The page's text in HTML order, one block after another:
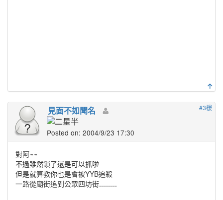
#3樓
見面不如聞名
Posted on: 2004/9/23 17:30
對阿~~
不過雖然鎖了還是可以抓啦
但是就算教你也是會被YYB追殺
一路從廟街追到公眾四坊街.........